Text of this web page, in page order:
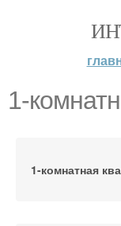
1-
1-комнатная